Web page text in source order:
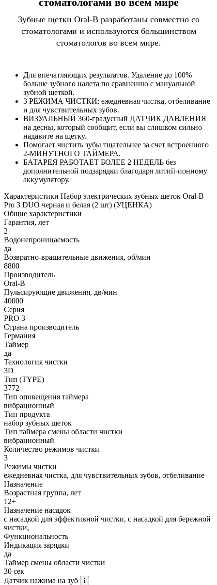
Зубные щетки Oral-B разработаны совместно со
стоматологами и используются большинством
стоматологов во всем мире.
Для впечатляющих результатов. Удаление до 100%
больше зубного налета по сравнению с мануальной
зубной щеткой.
3 РЕЖИМА ЧИСТКИ: ежедневная чистка, отбеливание
и для чувствительных зубов.
ВИЗУАЛЬНЫЙ 360-градусный ДАТЧИК ДАВЛЕНИЯ
на десны, который сообщит, если вы слишком сильно
надавите на щетку.
Помогает чистить зубы тщательнее за счет встроенного
2-МИНУТНОГО ТАЙМЕРА.
БАТАРЕЯ РАБОТАЕТ БОЛЕЕ 2 НЕДЕЛЬ без
дополнительной подзарядки благодаря литий-ионному
аккумулятору.
Характеристики Набор электрических зубных щеток Oral-B
Pro 3 DUO черная и белая (2 шт) (УЦЕНКА)
Общие характеристики
Гарантия, лет
2
Водонепроницаемость
да
Возвратно-вращательные движения, об/мин
8800
Производитель
Oral-B
Пульсирующие движения, дв/мин
40000
Серия
PRO 3
Страна производитель
Германия
Таймер
да
Технология чистки
3D
Тип (TYPE)
3772
Тип оповещения таймера
вибрационный
Тип продукта
набор зубных щеток
Тип таймера смены области чистки
вибрационный
Количество режимов чистки
3
Режимы чистки
ежедневная чистка, для чувствительных зубов, отбеливание
Назначение
Возрастная группа, лет
12+
Назначение насадок
с насадкой для эффективной чистки, с насадкой для бережной
чистки,
Функциональность
Индикация зарядки
да
Таймер смены области чистки
30 сек
Датчик нажима на зуб
i